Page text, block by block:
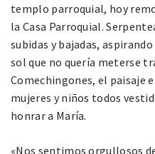
templo parroquial, hoy
la Casa Parroquial.
subidas y bajadas,
sol que no quería meterse
Comechingones, el paisaje
mujeres y niños todos
honrar a María.
«Nos sentimos orgullosos